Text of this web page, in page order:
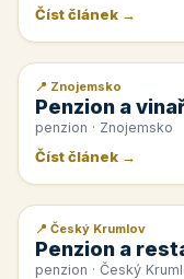
Číst článek →
📰 PR článek
📍 Znojemsko
Penzion a
penzion · Znojemsko
Číst článek →
📰 PR článek
📍 Český Krumlov
Penzion a
penzion · Český